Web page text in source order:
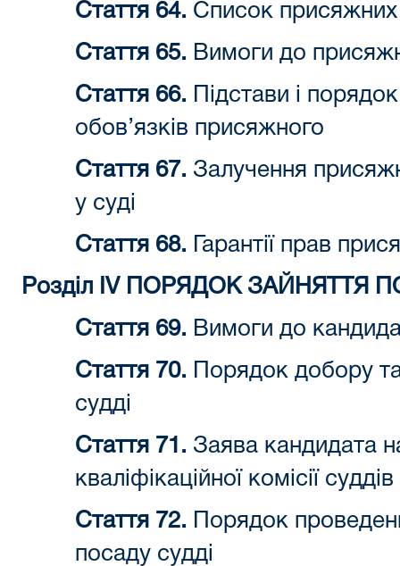
Стаття 64. Список присяжних
Стаття 65. Вимоги до
Стаття 66. Підстави і
обов’язків присяжного
Стаття 67. Залучення
у суді
Стаття 68. Гарантії прав
Розділ IV ПОРЯДОК ЗАЙНЯТТЯ
Стаття 69. Вимоги до
Стаття 70. Порядок добору
судді
Стаття 71. Заява кандидата
кваліфікаційної комісії
Стаття 72. Порядок
посаду судді